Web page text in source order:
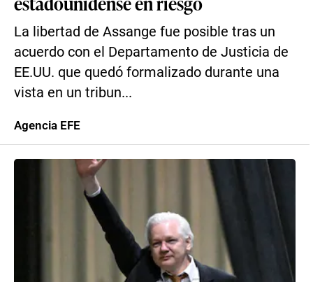
La libertad de Assange fue posible tras un
acuerdo con el Departamento de Justicia de
EE.UU. que quedó formalizado durante una
vista en un tribun...
Agencia EFE